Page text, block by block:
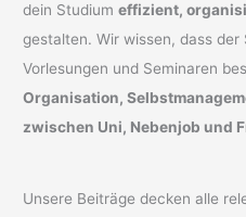
dein Studiumeffizient,
gestalten. Wir wissen, dass
Vorlesungen und Seminaren
Organisation,
zwischen Uni, Nebenjob und
Unsere Beiträge decken alle